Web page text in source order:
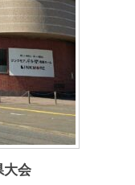
大会